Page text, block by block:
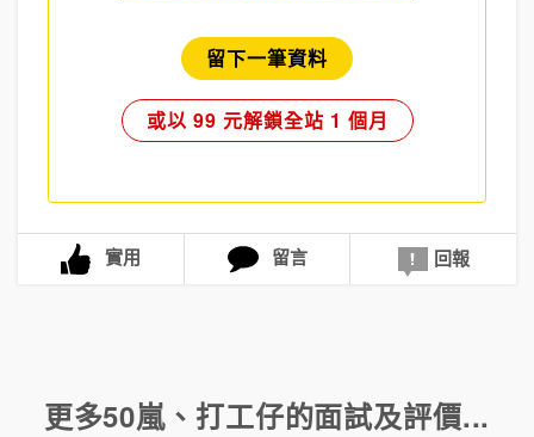
留下一筆資料
或以 99 元解鎖全站 1 個月
實用 留言 回報
更多50嵐 、 打工仔的面試及評價...